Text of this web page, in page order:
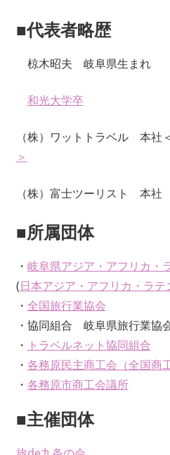
■代表者略歴
椋木昭夫 岐阜県生まれ
和光大学卒
（株）ワットトラベル 本社＜
＞
（株）富士ツーリスト 本社
■所属団体
・ 岐阜県アジア・アフリカ・
(日本アジア・アフリカ・ラ
・ 全国旅行業協会
・協同組合 岐阜県旅行業協
・ トラベルネット協同組合
・ 各務原民主商工会（全国商
・ 各務原市商工会議所
■主催団体